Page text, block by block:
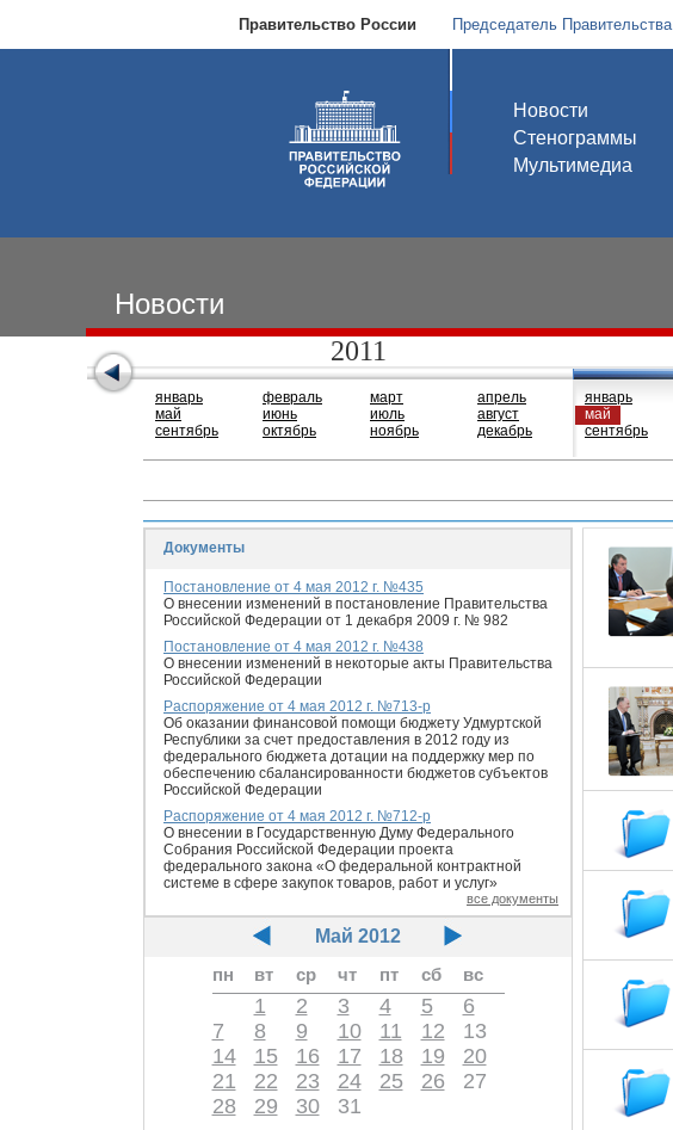
Правительство России Председатель Правительства
Новости
Стенограммы
Мультимедиа
Новости
2011
январь
май
сентябрь
февраль
июнь
октябрь
март
июль
ноябрь
апрель
август
декабрь
январь
май
сентябрь
Документы
Постановление от 4 мая 2012 г. №435
О внесении изменений в постановление Правительства
Российской Федерации от 1 декабря 2009 г. № 982
Постановление от 4 мая 2012 г. №438
О внесении изменений в некоторые акты Правительства
Российской Федерации
Распоряжение от 4 мая 2012 г. №713-р
Об оказании финансовой помощи бюджету Удмуртской
Республики за счет предоставления в 2012 году из
федерального бюджета дотации на поддержку мер по
обеспечению сбалансированности бюджетов субъектов
Российской Федерации
Распоряжение от 4 мая 2012 г. №712-р
О внесении в Государственную Думу Федерального
Собрания Российской Федерации проекта
федерального закона «О федеральной контрактной
системе в сфере закупок товаров, работ и услуг»
все документы
Май 2012
пн
вт ср чт пт сб вс
1 2 3 4 5
6
7
8 9 10 11 12
13
14
15 16 17 18 19
20
21
22 23 24 25 26
27
28
29 30 31